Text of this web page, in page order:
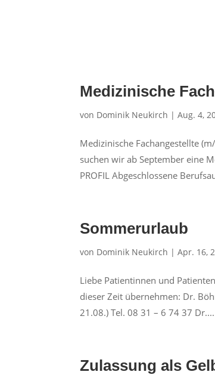
Medizinische
von Dominik Neukirch |Aug. 4,
Medizinische Fachangestellte
suchen wir ab September eine
PROFIL Abgeschlossene
Sommerurlaub
von Dominik Neukirch |Apr. 16,
Liebe Patientinnen und
dieser Zeit übernehmen: Dr.
21.08.) Tel. 08 31 – 6 74 37 Dr....
Zulassung als